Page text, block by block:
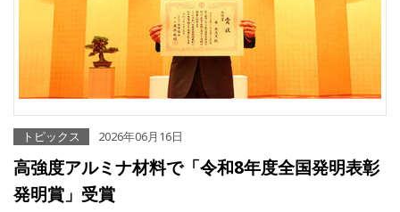
トピックス 2026年06月16日
高強度アルミナ材料で「令和8年度全国発明表彰
発明賞」受賞